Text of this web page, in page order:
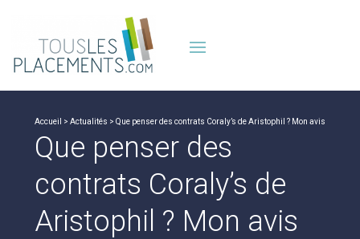
Accueil > Actualités > Que penser des contrats Coraly’s de Aristophil ? Mon avis
Que penser des
contrats Coraly’s de
Aristophil ? Mon avis